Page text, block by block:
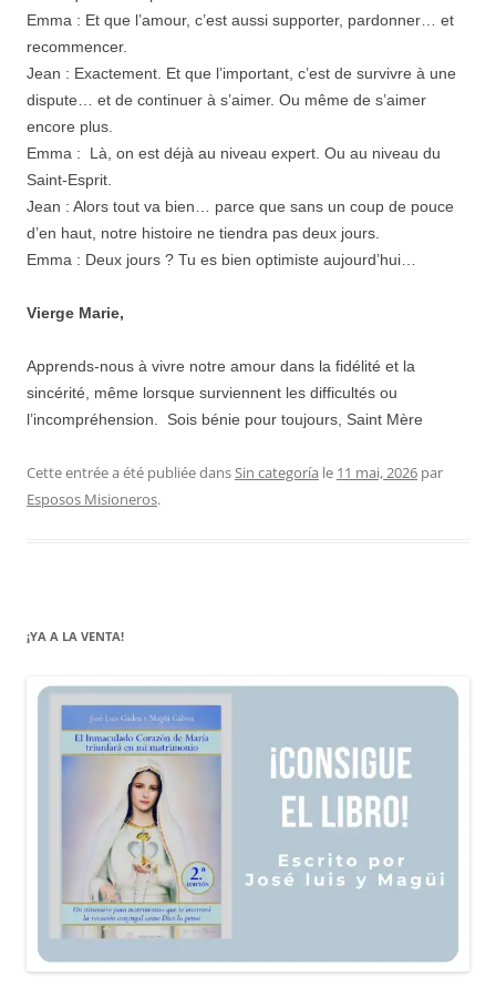
Emma : Et que l’amour, c’est aussi supporter, pardonner… et
recommencer.
Jean : Exactement. Et que l’important, c’est de survivre à une
dispute… et de continuer à s’aimer. Ou même de s’aimer
encore plus.
Emma : Là, on est déjà au niveau expert. Ou au niveau du
Saint-Esprit.
Jean : Alors tout va bien… parce que sans un coup de pouce
d’en haut, notre histoire ne tiendra pas deux jours.
Emma : Deux jours ? Tu es bien optimiste aujourd’hui…
Vierge Marie,
Apprends-nous à vivre notre amour dans la fidélité et la
sincérité, même lorsque surviennent les difficultés ou
l’incompréhension. Sois bénie pour toujours, Saint Mère
Cette entrée a été publiée dansSin categoría le 11 mai, 2026 par
Esposos Misioneros.
¡YA A LA VENTA!